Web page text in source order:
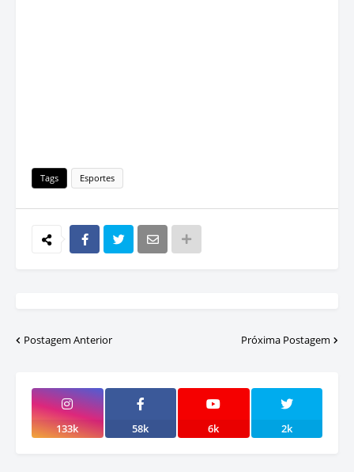
Tags Esportes
Postagem Anterior Próxima Postagem
133k 58k 6k 2k